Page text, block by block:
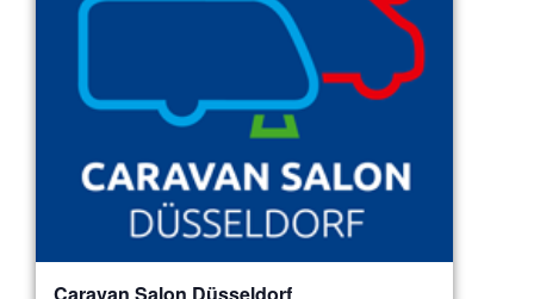
list
to
with
the
filtered
results.